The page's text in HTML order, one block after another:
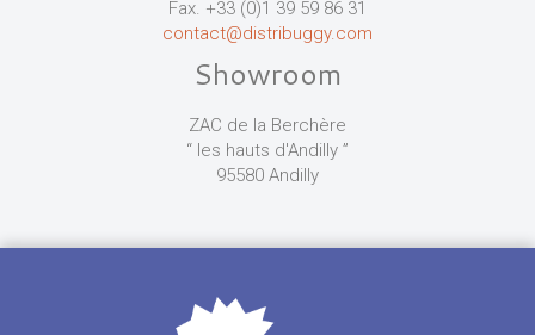
Fax. +33 (0)1 39 59 86 31
contact@distribuggy.com
Showroom
ZAC de la Berchère
“ les hauts d'Andilly ”
95580 Andilly